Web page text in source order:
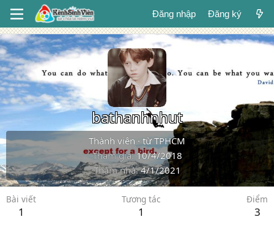
Đăng nhập Đăng ký
bathanhnhut
Thành viên · từTPHCM
Tham gia 10/4/2018
Thăm nhà 4/1/2021
Bài viết
1
Tương tác
1
Điểm
3